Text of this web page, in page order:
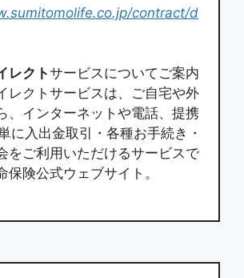
contract/d
レクトサービスについてご案内
レクトサービスは、ご自宅や外
、インターネットや電話、提携
に入出金取引・各種お手続き・
をご利用いただけるサービスで
保険公式ウェブサイト。